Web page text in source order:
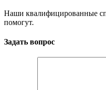
Наши квалифицированные
помогут.
Задать вопрос